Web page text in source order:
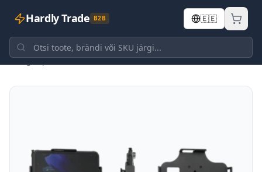
Hardly Trade B2B 🇪🇪
Tagasi poodi